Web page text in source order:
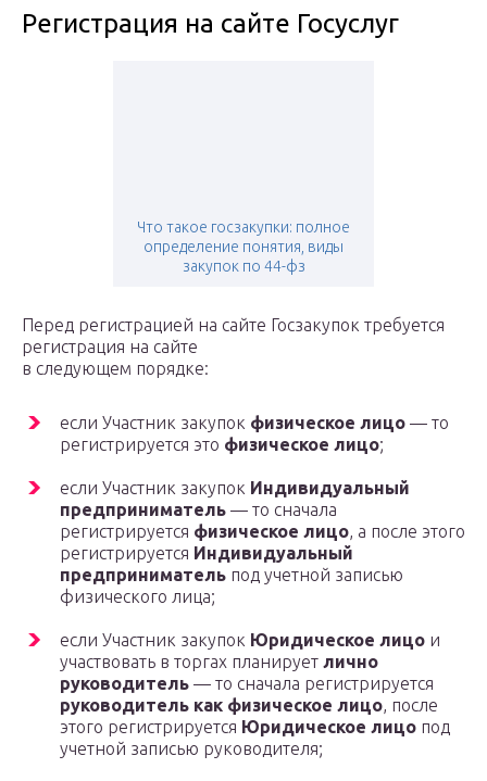
Регистрация на сайте Госуслуг
Что такое госзакупки: полное
определение понятия, виды
закупок по 44-фз
Перед регистрацией на сайте Госзакупок требуется
регистрация на сайте
в следующем порядке:
если Участник закупок физическое лицо — то
регистрируется это физическое лицо;
если Участник закупок Индивидуальный
предприниматель — то сначала
регистрируется физическое лицо, а после этого
регистрируется Индивидуальный
предприниматель под учетной записью
физического лица;
если Участник закупок Юридическое лицо и
участвовать в торгах планирует лично
руководитель — то сначала регистрируется
руководитель как физическое лицо, после
этого регистрируется Юридическое лицо под
учетной записью руководителя;